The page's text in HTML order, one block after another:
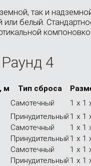
так и
белый.
4
м Тип сброса
Самотечный 1 x 1
Принудительный 1 x 1
Самотечный 1 x 1
Принудительный 1 x 1
Самотечный 1 x 1
Принудительный 1 x 1